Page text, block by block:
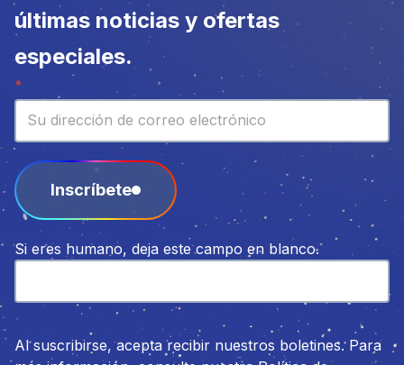
últimas noticias y ofertas
especiales.
Boletín
*
Inscríbete
Si eres humano, deja este campo en blanco.
Al suscribirse, acepta recibir nuestros boletines. Para